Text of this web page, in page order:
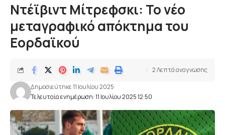
Ντέϊβιντ Μίτρεφσκι: Το νέο
μεταγραφικό απόκτημα του
Εορδαϊκού
Τελευταία ενημέρωση: 11 Ιουλίου 2025 12:50
Δημοσιεύτηκε 11 Ιουλίου 2025
2 Λεπτά αναγνωσης